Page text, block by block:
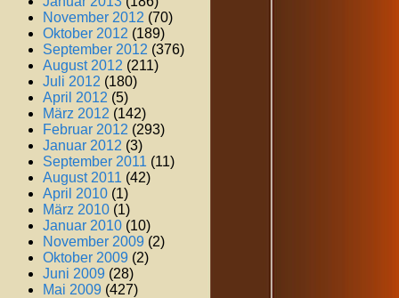
November 2012 (70)
Oktober 2012 (189)
September 2012 (376)
August 2012 (211)
Juli 2012 (180)
April 2012 (5)
März 2012 (142)
Februar 2012 (293)
Januar 2012 (3)
September 2011 (11)
August 2011 (42)
April 2010 (1)
März 2010 (1)
Januar 2010 (10)
November 2009 (2)
Oktober 2009 (2)
Juni 2009 (28)
Mai 2009 (427)